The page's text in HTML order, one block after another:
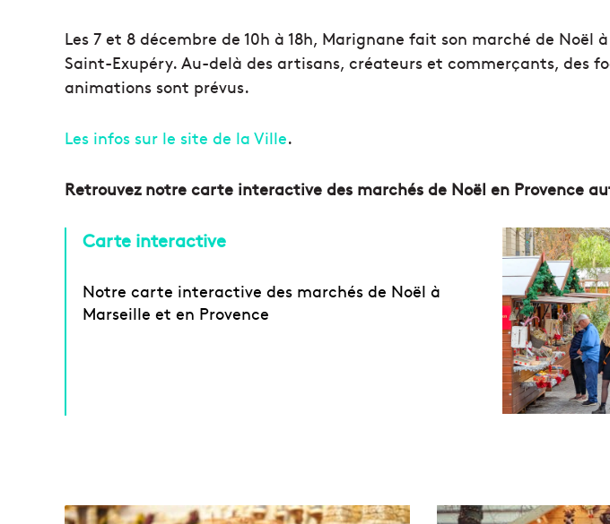
Les 7 et 8 décembre de 10h à 18h, Marignane fait son marché de Noël
Saint-Exupéry. Au-delà des artisans, créateurs et commerçants, des
animations sont prévus.
Les infos sur le site de la Ville.
Retrouvez notre carte interactive des marchés de Noël en Provence
Carte interactive
Notre carte interactive des marchés de Noël à
Marseille et en Provence
L
M